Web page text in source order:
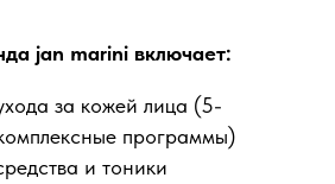
jan marini включает:
за кожей лица (5-
программы)
и тоники